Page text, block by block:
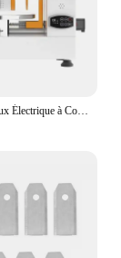
Machine à Gâteaux Électrique à Contrôle Intelligent, Appareil existent